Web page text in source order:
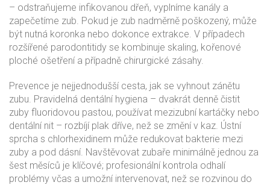
– odstraňujeme infikovanou dřeň, vyplníme kanály a
zapečetíme zub. Pokud je zub nadměrně poškozený, může
být nutná koronka nebo dokonce extrakce. V případech
rozšířené parodontitidy se kombinuje skaling, kořenové
ploché ošetření a případně chirurgické zásahy.
Prevence je nejjednodušší cesta, jak se vyhnout zánětu
zubu. Pravidelná dentální hygiena – dvakrát denně čistit
zuby fluoridovou pastou, používat mezizubní kartáčky nebo
dentální nit – rozbíjí plak dříve, než se změní v kaz. Ústní
sprcha s chlorhexidinem může redukovat bakterie mezi
zuby a pod dásní. Navštěvovat zubaře minimálně jednou za
šest měsíců je klíčové; profesionální kontrola odhalí
problémy včas a umožní intervenovat, než se rozvinou do